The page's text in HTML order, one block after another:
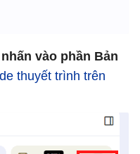
nhấn vào phần Bản
thuyết trình trên